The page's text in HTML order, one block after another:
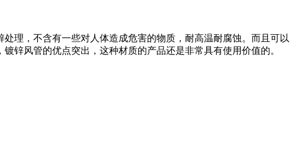
理，不含有一些对人体造成危害的物质，耐高温耐腐蚀。而且可以
锌风管的优点突出，这种材质的产品还是非常具有使用价值的。